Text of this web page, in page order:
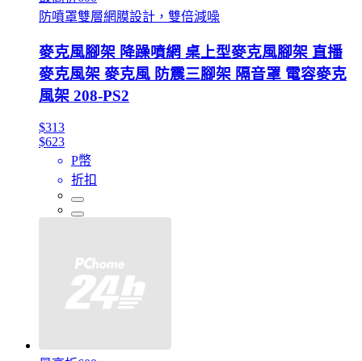
防噴罩雙層網膜設計，雙倍減噪
麥克風腳架 降躁噴網 桌上型麥克風腳架 直播
麥克風架 麥克風 防震三腳架 隔音罩 電容麥克
風架 208-PS2
$313
$623
P幣
折扣